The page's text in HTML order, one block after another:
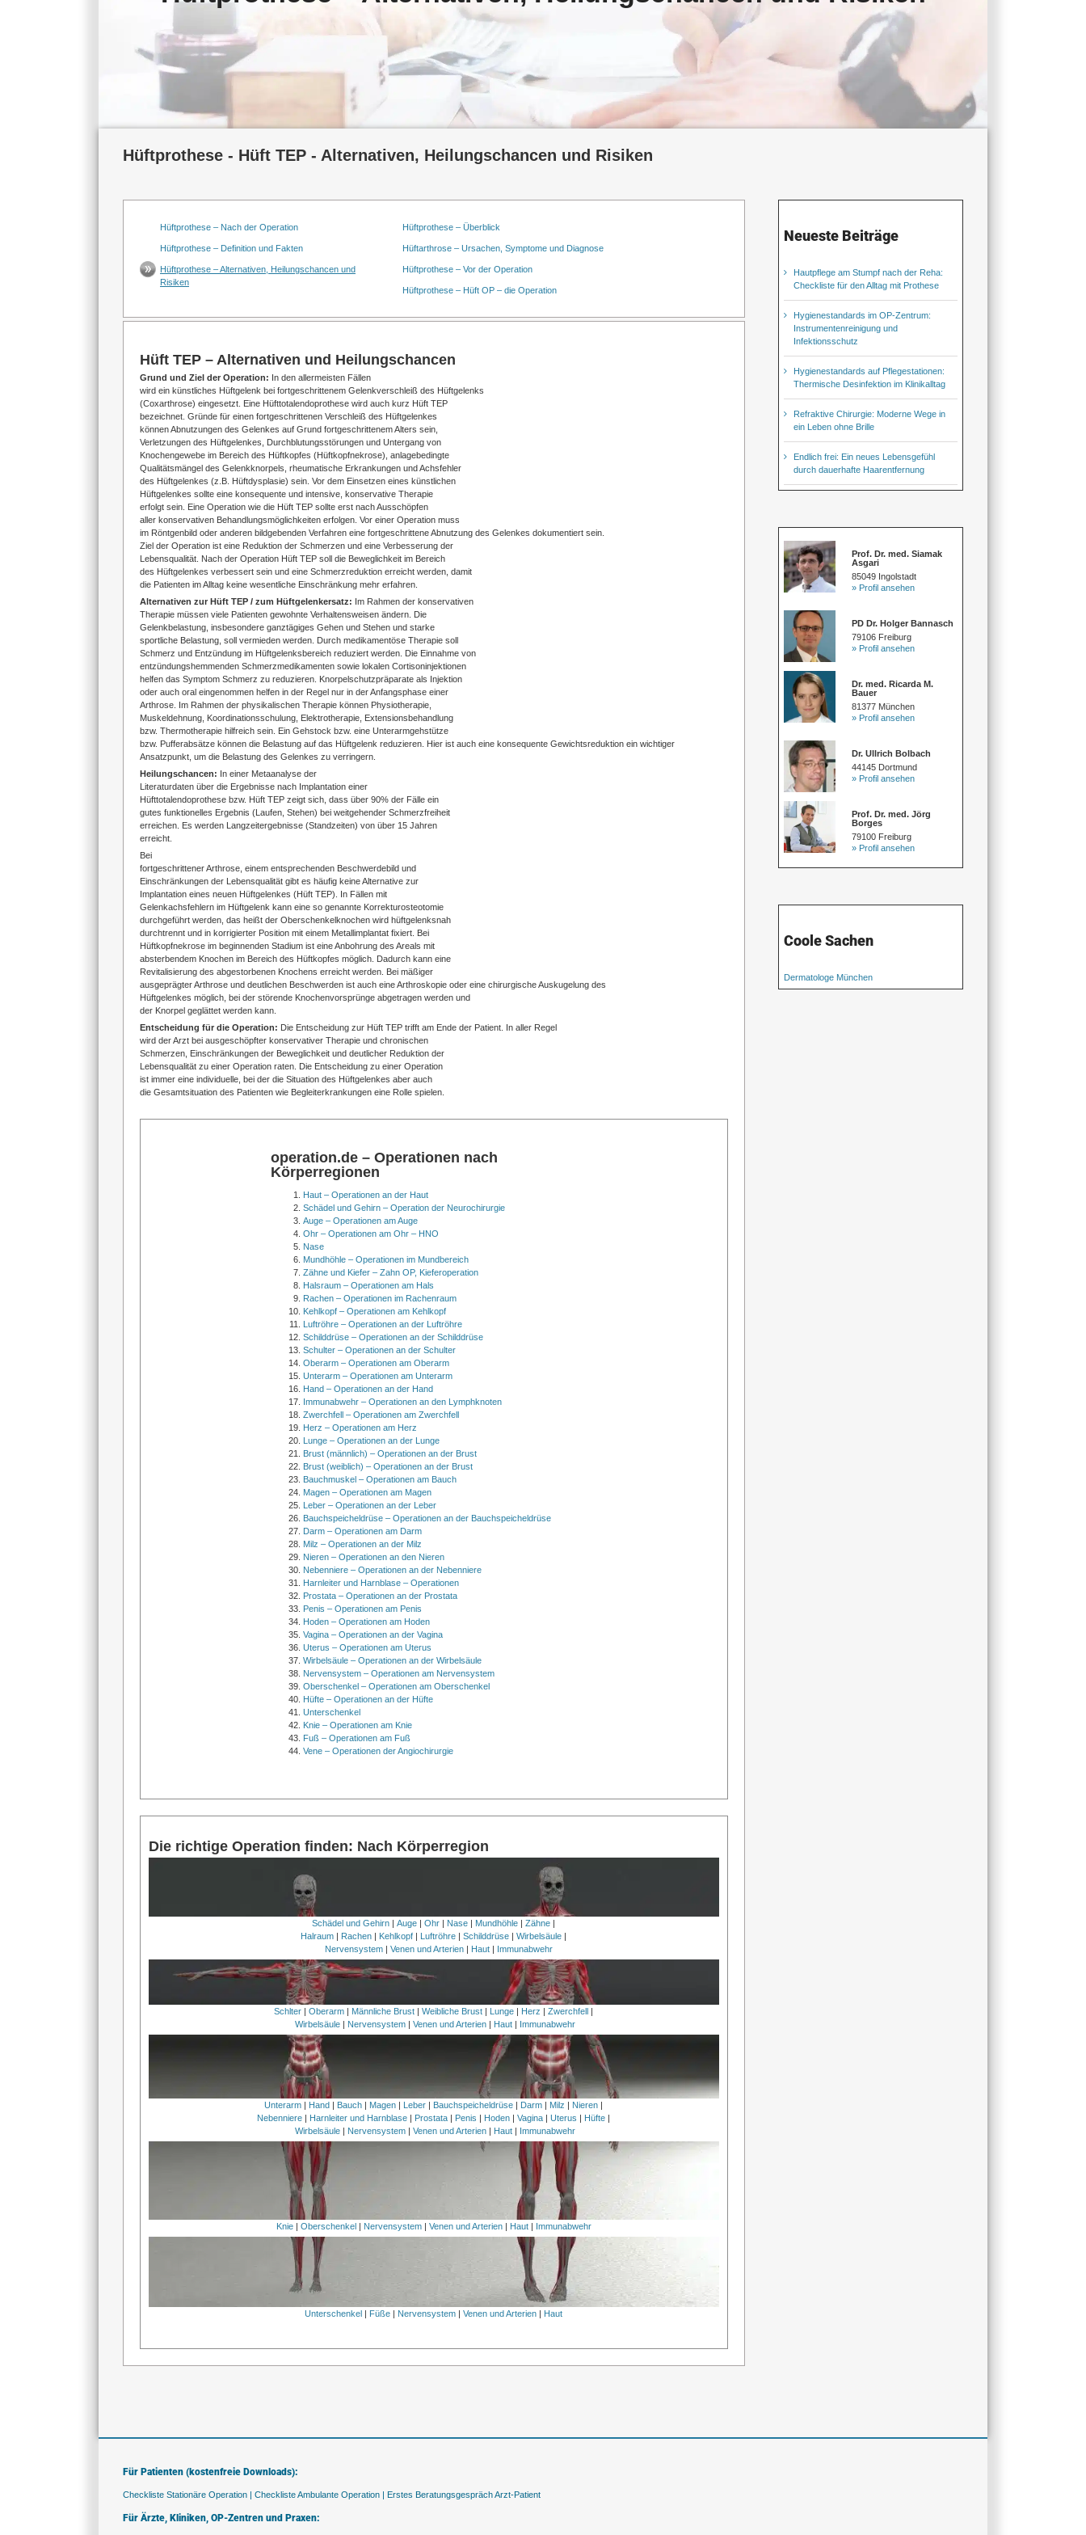
Hüftprothese - Hüft TEP - Alternativen, Heilungschancen und Risiken
Hüftprothese – Nach der Operation Hüftprothese – Überblick
Hüftprothese – Definition und Fakten Hüftarthrose – Ursachen, Symptome und Diagnose
Hüftprothese – Alternativen, Heilungschancen und
Risiken
Hüftprothese – Vor der Operation
Hüftprothese – Hüft OP – die Operation
Hüft TEP – Alternativen und Heilungschancen
Grund und Ziel der Operation: In den allermeisten Fällen
wird ein künstliches Hüftgelenk bei fortgeschrittenem Gelenkverschleiß des Hüftgelenks
(Coxarthrose) eingesetzt. Eine Hüfttotalendoprothese wird auch kurz Hüft TEP
bezeichnet. Gründe für einen fortgeschrittenen Verschleiß des Hüftgelenkes
können Abnutzungen des Gelenkes auf Grund fortgeschrittenem Alters sein,
Verletzungen des Hüftgelenkes, Durchblutungsstörungen und Untergang von
Knochengewebe im Bereich des Hüftkopfes (Hüftkopfnekrose), anlagebedingte
Qualitätsmängel des Gelenkknorpels, rheumatische Erkrankungen und Achsfehler
des Hüftgelenkes (z.B. Hüftdysplasie) sein. Vor dem Einsetzen eines künstlichen
Hüftgelenkes sollte eine konsequente und intensive, konservative Therapie
erfolgt sein. Eine Operation wie die Hüft TEP sollte erst nach Ausschöpfen
aller konservativen Behandlungsmöglichkeiten erfolgen. Vor einer Operation muss
im Röntgenbild oder anderen bildgebenden Verfahren eine fortgeschrittene Abnutzung des Gelenkes dokumentiert sein.
Ziel der Operation ist eine Reduktion der Schmerzen und eine Verbesserung der
Lebensqualität. Nach der Operation Hüft TEP soll die Beweglichkeit im Bereich
des Hüftgelenkes verbessert sein und eine Schmerzreduktion erreicht werden, damit
die Patienten im Alltag keine wesentliche Einschränkung mehr erfahren.
Alternativen zur Hüft TEP / zum Hüftgelenkersatz: Im Rahmen der konservativen
Therapie müssen viele Patienten gewohnte Verhaltensweisen ändern. Die
Gelenkbelastung, insbesondere ganztägiges Gehen und Stehen und starke
sportliche Belastung, soll vermieden werden. Durch medikamentöse Therapie soll
Schmerz und Entzündung im Hüftgelenksbereich reduziert werden. Die Einnahme von
entzündungshemmenden Schmerzmedikamenten sowie lokalen Cortisoninjektionen
helfen das Symptom Schmerz zu reduzieren. Knorpelschutzpräparate als Injektion
oder auch oral eingenommen helfen in der Regel nur in der Anfangsphase einer
Arthrose. Im Rahmen der physikalischen Therapie können Physiotherapie,
Muskeldehnung, Koordinationsschulung, Elektrotherapie, Extensionsbehandlung
bzw. Thermotherapie hilfreich sein. Ein Gehstock bzw. eine Unterarmgehstütze
bzw. Pufferabsätze können die Belastung auf das Hüftgelenk reduzieren. Hier ist auch eine konsequente Gewichtsreduktion ein wichtiger
Ansatzpunkt, um die Belastung des Gelenkes zu verringern.
Heilungschancen: In einer Metaanalyse der
Literaturdaten über die Ergebnisse nach Implantation einer
Hüfttotalendoprothese bzw. Hüft TEP zeigt sich, dass über 90% der Fälle ein
gutes funktionelles Ergebnis (Laufen, Stehen) bei weitgehender Schmerzfreiheit
erreichen. Es werden Langzeitergebnisse (Standzeiten) von über 15 Jahren
erreicht.
Bei
fortgeschrittener Arthrose, einem entsprechenden Beschwerdebild und
Einschränkungen der Lebensqualität gibt es häufig keine Alternative zur
Implantation eines neuen Hüftgelenkes (Hüft TEP). In Fällen mit
Gelenkachsfehlern im Hüftgelenk kann eine so genannte Korrekturosteotomie
durchgeführt werden, das heißt der Oberschenkelknochen wird hüftgelenksnah
durchtrennt und in korrigierter Position mit einem Metallimplantat fixiert. Bei
Hüftkopfnekrose im beginnenden Stadium ist eine Anbohrung des Areals mit
absterbendem Knochen im Bereich des Hüftkopfes möglich. Dadurch kann eine
Revitalisierung des abgestorbenen Knochens erreicht werden. Bei mäßiger
ausgeprägter Arthrose und deutlichen Beschwerden ist auch eine Arthroskopie oder eine chirurgische Auskugelung des
Hüftgelenkes möglich, bei der störende Knochenvorsprünge abgetragen werden und
der Knorpel geglättet werden kann.
Entscheidung für die Operation: Die Entscheidung zur Hüft TEP trifft am Ende der Patient. In aller Regel
wird der Arzt bei ausgeschöpfter konservativer Therapie und chronischen
Schmerzen, Einschränkungen der Beweglichkeit und deutlicher Reduktion der
Lebensqualität zu einer Operation raten. Die Entscheidung zu einer Operation
ist immer eine individuelle, bei der die Situation des Hüftgelenkes aber auch
die Gesamtsituation des Patienten wie Begleiterkrankungen eine Rolle spielen.
operation.de – Operationen nach
Körperregionen
Haut – Operationen an der Haut
Schädel und Gehirn – Operation der Neurochirurgie
Auge – Operationen am Auge
Ohr – Operationen am Ohr – HNO
Nase
Mundhöhle – Operationen im Mundbereich
Zähne und Kiefer – Zahn OP, Kieferoperation
Halsraum – Operationen am Hals
Rachen – Operationen im Rachenraum
Kehlkopf – Operationen am Kehlkopf
Luftröhre – Operationen an der Luftröhre
Schilddrüse – Operationen an der Schilddrüse
Schulter – Operationen an der Schulter
Oberarm – Operationen am Oberarm
Unterarm – Operationen am Unterarm
Hand – Operationen an der Hand
Immunabwehr – Operationen an den Lymphknoten
Zwerchfell – Operationen am Zwerchfell
Herz – Operationen am Herz
Lunge – Operationen an der Lunge
Brust (männlich) – Operationen an der Brust
Brust (weiblich) – Operationen an der Brust
Bauchmuskel – Operationen am Bauch
Magen – Operationen am Magen
Leber – Operationen an der Leber
Bauchspeicheldrüse – Operationen an der Bauchspeicheldrüse
Darm – Operationen am Darm
Milz – Operationen an der Milz
Nieren – Operationen an den Nieren
Nebenniere – Operationen an der Nebenniere
Harnleiter und Harnblase – Operationen
Prostata – Operationen an der Prostata
Penis – Operationen am Penis
Hoden – Operationen am Hoden
Vagina – Operationen an der Vagina
Uterus – Operationen am Uterus
Wirbelsäule – Operationen an der Wirbelsäule
Nervensystem – Operationen am Nervensystem
Oberschenkel – Operationen am Oberschenkel
Hüfte – Operationen an der Hüfte
Unterschenkel
Knie – Operationen am Knie
Fuß – Operationen am Fuß
Vene – Operationen der Angiochirurgie
Die richtige Operation finden: Nach Körperregion
Schädel und Gehirn |Auge |Ohr Nase Mundhöhle |Zähne
Halraum
Rachen Kehlkopf Luftröhre |Schilddrüse |Wirbelsäule
Nervensystem| Venen und Arterien| Haut| Immunabwehr
Schlter |Oberarm | Männliche Brust |Weibliche Brust | Lunge | Herz |Zwerchfell |
Wirbelsäule| Nervensystem| Venen und Arterien| Haut| Immunabwehr
Unterarm | Hand | Bauch | Magen | Leber | Bauchspeicheldrüse | Darm | Milz | Nieren |
Nebenniere | Harnleiter und Harnblase | Prostata | Penis | Hoden |Vagina |Uterus | Hüfte |
Wirbelsäule| Nervensystem| Venen und Arterien| Haut| Immunabwehr
Knie| Oberschenkel| Nervensystem| Venen und Arterien| Haut| Immunabwehr
Unterschenkel Füße Nervensystem |Venen und Arterien Haut
Neueste Beiträge
Hautpflege am Stumpf nach der Reha:
Checkliste für den Alltag mit Prothese
Hygienestandards im OP-Zentrum:
Instrumentenreinigung und
Infektionsschutz
Hygienestandards auf Pflegestationen:
Thermische Desinfektion im Klinikalltag
Refraktive Chirurgie: Moderne Wege in
ein Leben ohne Brille
Endlich frei: Ein neues Lebensgefühl
durch dauerhafte Haarentfernung
Prof. Dr. med. Siamak
Asgari
85049 Ingolstadt
» Profil ansehen
PD Dr. Holger Bannasch
79106 Freiburg
» Profil ansehen
Dr. med. Ricarda M.
Bauer
81377 München
» Profil ansehen
Dr. Ullrich Bolbach
44145 Dortmund
» Profil ansehen
Prof. Dr. med. Jörg
Borges
79100 Freiburg
» Profil ansehen
Coole Sachen
Dermatologe München
Für Patienten (kostenfreie Downloads):
Checkliste Stationäre Operation | Checkliste Ambulante Operation | Erstes Beratungsgespräch Arzt-Patient
Für Ärzte, Kliniken, OP-Zentren und Praxen: